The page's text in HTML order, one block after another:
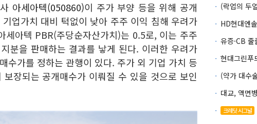
아세아텍(050860)이 주가 부양 등을 위해 공개
업가치 대비 턱없이 낮아 주주 이익 침해 우려가
세아텍 PBR(주당순자산가치)는 0.5로, 이는 주주
분을 판매하는 결과를 낳게 된다. 이러한 우려가
수가를 정하는 관행이 있다. 주가 외 기업 가치 등
장되는 공개매수가 이뤄질 수 있을 것으로 보인
크레딧 시그널